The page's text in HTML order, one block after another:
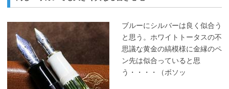
ブルーにシルバーは良く似合う
と思う。ホワイトトータスの不
思議な黄金の縞模様に金縁のペ
ン先は似合っていると思
う・・・・（ボソッ